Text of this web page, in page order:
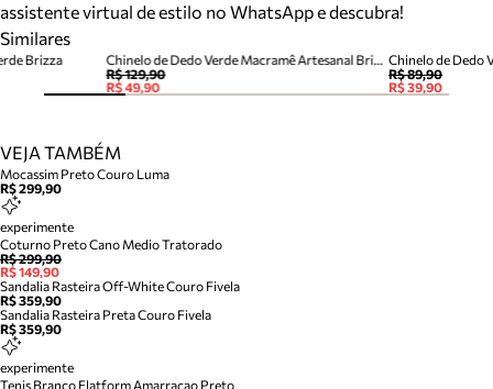
assistente virtual de estilo no WhatsApp e descubra!
Similares
Chinelo de Dedo Verde Macramê Artesanal Brizza Fun
R$ 129,90
R$ 49,90
Chinelo de Dedo
R$ 89,90
R$ 39,90
Brizza
VEJA TAMBÉM
Mocassim Preto Couro Luma
R$ 299,90
experimente
Coturno Preto Cano Medio Tratorado
R$ 299,90
R$ 149,90
Sandalia Rasteira Off-White Couro Fivela
R$ 359,90
Sandalia Rasteira Preta Couro Fivela
R$ 359,90
experimente
Tenis Branco Flatform Amarracao Preto